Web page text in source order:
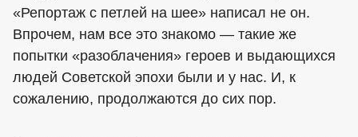
«Репортаж с петлей на шее» написал не он.
Впрочем, нам все это знакомо — такие же
попытки «разоблачения» героев и выдающихся
людей Советской эпохи были и у нас. И, к
сожалению, продолжаются до сих пор.